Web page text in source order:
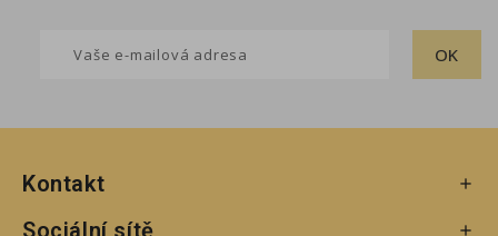
Kontakt 
Sociální sítě 